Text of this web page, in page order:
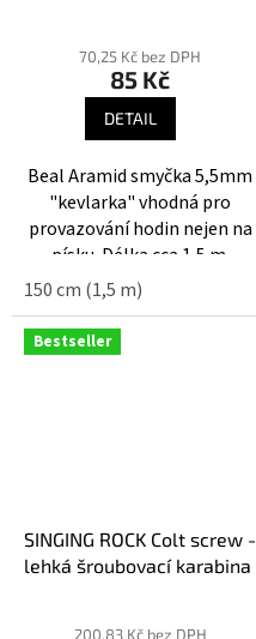
hodnocení
5
hvězdiček.
70,25 Kč bez DPH
85 Kč
DETAIL
Beal Aramid smyčka 5,5mm
"kevlarka" vhodná pro
provazování hodin nejen na
písku. Délka cca 1,5 m.
150 cm (1,5 m)
Bestseller
SINGING ROCK Colt screw -
lehká šroubovací karabina
hodnocení200,83 Kč bez DPH